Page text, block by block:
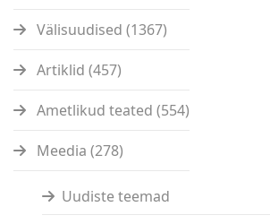
Välisuudised (1367)
Artiklid (457)
Ametlikud teated (554)
Meedia (278)
Uudiste teemad